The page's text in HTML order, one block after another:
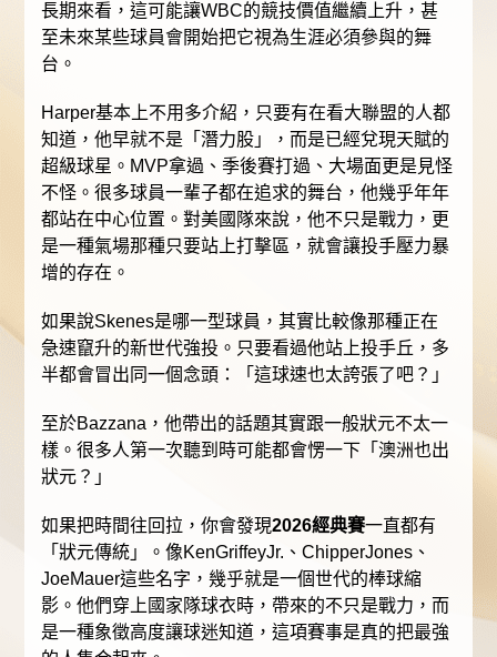
長期來看，這可能讓WBC的競技價值繼續上升，甚
至未來某些球員會開始把它視為生涯必須參與的舞
台。
Harper基本上不用多介紹，只要有在看大聯盟的人都
知道，他早就不是「潛力股」，而是已經兌現天賦的
超級球星。MVP拿過、季後賽打過、大場面更是見怪
不怪。很多球員一輩子都在追求的舞台，他幾乎年年
都站在中心位置。對美國隊來說，他不只是戰力，更
是一種氣場那種只要站上打擊區，就會讓投手壓力暴
增的存在。
如果說Skenes是哪一型球員，其實比較像那種正在
急速竄升的新世代強投。只要看過他站上投手丘，多
半都會冒出同一個念頭：「這球速也太誇張了吧？」
至於Bazzana，他帶出的話題其實跟一般狀元不太一
樣。很多人第一次聽到時可能都會愣一下「澳洲也出
狀元？」
如果把時間往回拉，你會發現2026經典賽一直都有
「狀元傳統」。像KenGriffeyJr.、ChipperJones、
JoeMauer這些名字，幾乎就是一個世代的棒球縮
影。他們穿上國家隊球衣時，帶來的不只是戰力，而
是一種象徵高度讓球迷知道，這項賽事是真的把最強